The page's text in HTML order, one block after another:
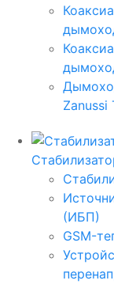
Zanussi
(ИБП)
GSM-